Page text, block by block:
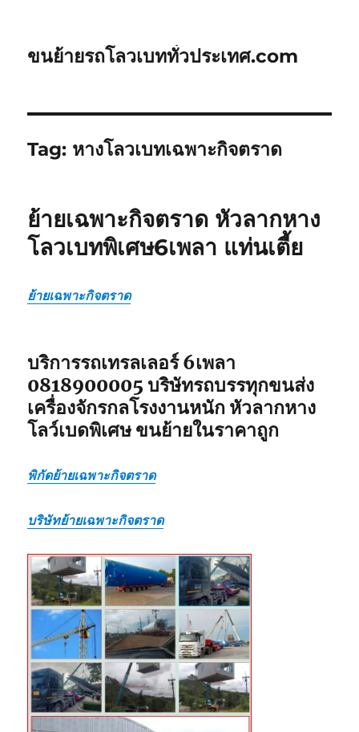
ขนย้ายรถโลวเบททั่วประเทศ.com
Tag: หางโลวเบทเฉพาะกิจตราด
ย้ายเฉพาะกิจตราด หัวลากหาง
โลวเบทพิเศษ6เพลา แท่นเตี้ย
ย้ายเฉพาะกิจตราด
บริการรถเทรลเลอร์ 6เพลา
0818900005 บริษัทรถบรรทุกขนส่ง
เครื่องจักรกลโรงงานหนัก หัวลากหาง
โลว์เบดพิเศษ ขนย้ายในราคาถูก
พิกัดย้ายเฉพาะกิจตราด
บริษัทย้ายเฉพาะกิจตราด